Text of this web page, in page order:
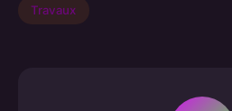
Travaux